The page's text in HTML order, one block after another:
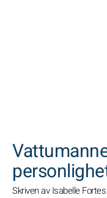
Skriven av Isabelle Fortes